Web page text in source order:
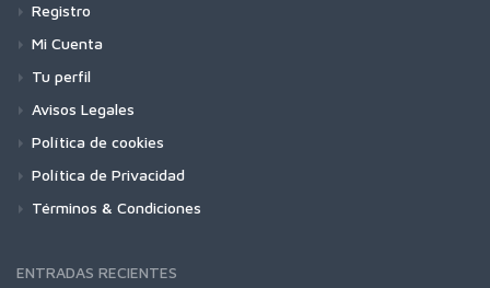
Registro
Mi Cuenta
Tu perfil
Avisos Legales
Política de cookies
Política de Privacidad
Términos & Condiciones
ENTRADAS RECIENTES